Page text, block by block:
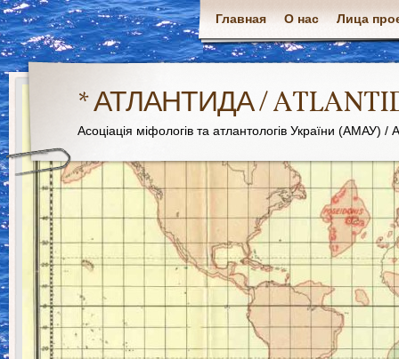
Главная О нас Лица
* АТЛАНТИДА /
Асоціація міфологів та атлантологів України